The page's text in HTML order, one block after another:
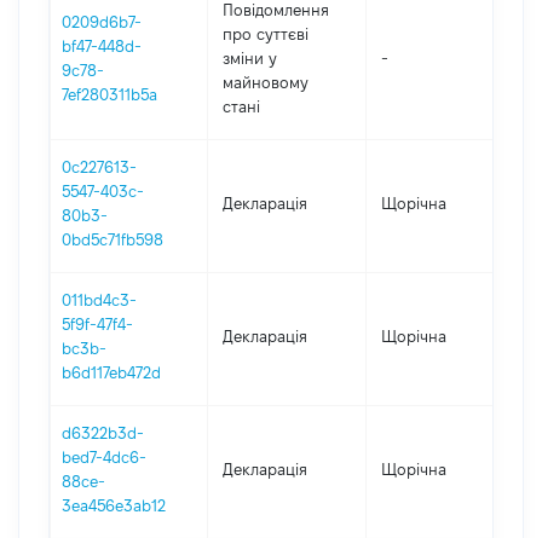
0209d6b7-
bf47-448d-
9c78-
7ef280311b5a
Повідомлення
про суттєві
зміни y
майновому
стані
-
0c227613-
5547-403c-
80b3-
0bd5c71fb598
Декларація Щорічна
011bd4c3-
5f9f-47f4-
bc3b-
b6d117eb472d
Декларація Щорічна
d6322b3d-
bed7-4dc6-
88ce-
3ea456e3ab12
Декларація Щорічна